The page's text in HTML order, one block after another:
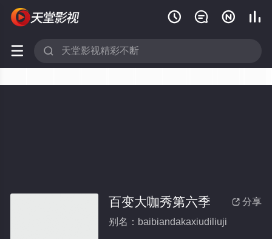
   
 
 分享
百变大咖秀第六季
别名：baibiandakaxiudiliuji